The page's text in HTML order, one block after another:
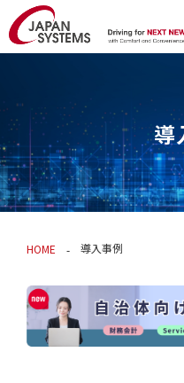
導
HOME 導入事例